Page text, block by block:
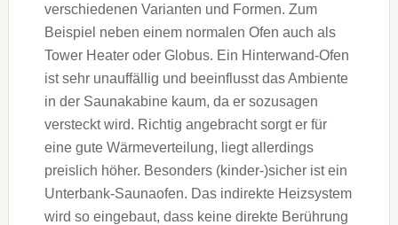
verschiedenen Varianten und Formen. Zum
Beispiel neben einem normalen Ofen auch als
Tower Heater oder Globus. Ein Hinterwand-Ofen
ist sehr unauffällig und beeinflusst das Ambiente
in der Saunakabine kaum, da er sozusagen
versteckt wird. Richtig angebracht sorgt er für
eine gute Wärmeverteilung, liegt allerdings
preislich höher. Besonders (kinder-)sicher ist ein
Unterbank-Saunaofen. Das indirekte Heizsystem
wird so eingebaut, dass keine direkte Berührung